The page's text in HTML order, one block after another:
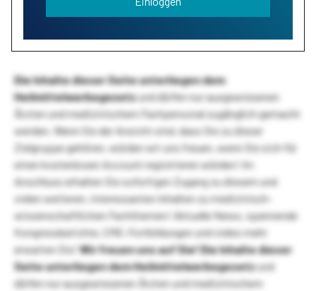
Die Inhalte dieser Seite unterliegen dem
Heilmittelwerbegesetzund dürfen nur ausgewiesenen
Ärzten und medizinischem Fachpersonal zugänglich gemacht
werden. Wenn Sie der Ansicht sind, dass Sie zu dieser
Zielgruppe gehören, würden wir uns freuen, wenn Sie sich für
einen kostenlosen Account registrieren würden! Im
Anschluss erhalten Sie sofortigen Zugang zu diesem und
vielen weiteren, interessanten Inhalten zu medizinisch-
wissenschaftlichen Fachthemen! Aktuelle News, spannende
Kongressberichte, CME-Fortbildungen und vieles mehr
erwarten Sie!Wir freuen uns auf Sie!Die Inhalte dieser
Seite unterliegen dem Heilmittelwerbegesetzund
dürfen nur ausgewiesenen Ärzten und medizinischem